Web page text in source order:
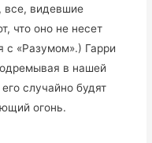
все, видевшие
что оно не несет
с «Разумом».) Гарри
в нашей
случайно будят
огонь.